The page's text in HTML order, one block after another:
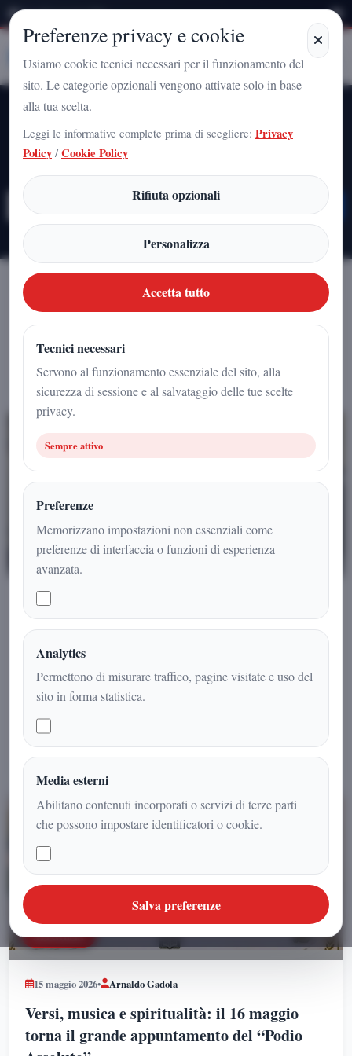
Giovedì 6 Agosto 2026
StampaCampania
Tutti gli Articoli
Esplora la nostra collezione completa
Filtra per Categoria
Tutte
Attualità 42
Cronaca
Cultura
Economia 1
Misteri 19
STORIA
Sport
Videogiochi
ATTUALITA
23 maggio 2026
Arnaldo Gadola, l’uomo delle istituzioni,
della cultura e dell’impegno civile
Dalla magistratura al giornalismo, dall’insegnamento alla
politica: il percorso straordinario di un protagonista della vita
pubblica italiana
LEGGI L'ARTICOLO
ATTUALITA
15 maggio 2026• Arnaldo Gadola
Versi, musica e spiritualità: il 16 maggio
torna il grande appuntamento del “Podio
Preferenze privacy e cookie
Usiamo cookie tecnici necessari per il funzionamento del
sito. Le categorie opzionali vengono attivate solo in base
alla tua scelta.
Leggi le informative complete prima di scegliere: Privacy
Policy / Cookie Policy
Rifiuta opzionali
Personalizza
Accetta tutto
Tecnici necessari
Servono al funzionamento essenziale del sito, alla
sicurezza di sessione e al salvataggio delle tue scelte
privacy.
Sempre attivo
Preferenze
Memorizzano impostazioni non essenziali come
preferenze di interfaccia o funzioni di esperienza
avanzata.
Analytics
Permettono di misurare traffico, pagine visitate e uso del
sito in forma statistica.
Media esterni
Abilitano contenuti incorporati o servizi di terze parti
che possono impostare identificatori o cookie.
Salva preferenze